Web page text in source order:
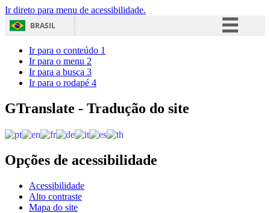
Ir direto para menu de acessibilidade.
BRASIL
Acesso à informação
Ir para o conteúdo 1
Ir para o menu 2
Ir para a busca 3
Ir para o rodapé 4
GTranslate - Tradução do site
Opções de acessibilidade
Acessibilidade
Alto contraste
Mapa do site